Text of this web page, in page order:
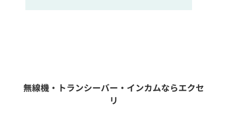
フリーワード入力(製品名等)
無線機・トランシーバー・インカムならエクセ
リ